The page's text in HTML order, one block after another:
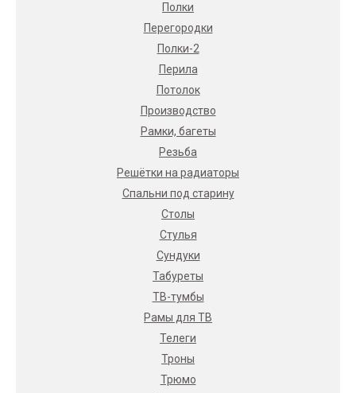
Полки
Перегородки
Полки-2
Перила
Потолок
Производство
Рамки, багеты
Резьба
Решётки на радиаторы
Спальни под старину
Столы
Стулья
Сундуки
Табуреты
ТВ-тумбы
Рамы для ТВ
Телеги
Троны
Трюмо